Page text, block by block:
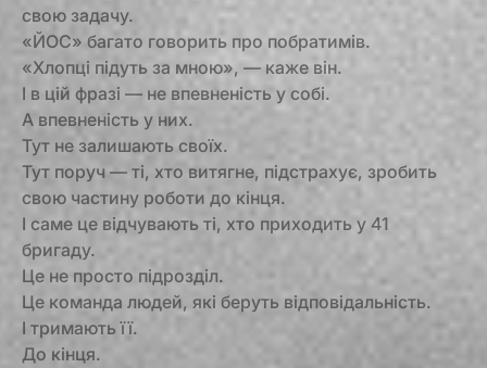
свою задачу.
«ЙОС» багато говорить про побратимів.
«Хлопці підуть за мною», — каже він.
І в цій фразі — не впевненість у собі.
А впевненість у них.
Тут не залишають своїх.
Тут поруч — ті, хто витягне, підстрахує, зробить
свою частину роботи до кінця.
І саме це відчувають ті, хто приходить у 41
бригаду.
Це не просто підрозділ.
Це команда людей, які беруть відповідальність.
І тримають її.
До кінця.